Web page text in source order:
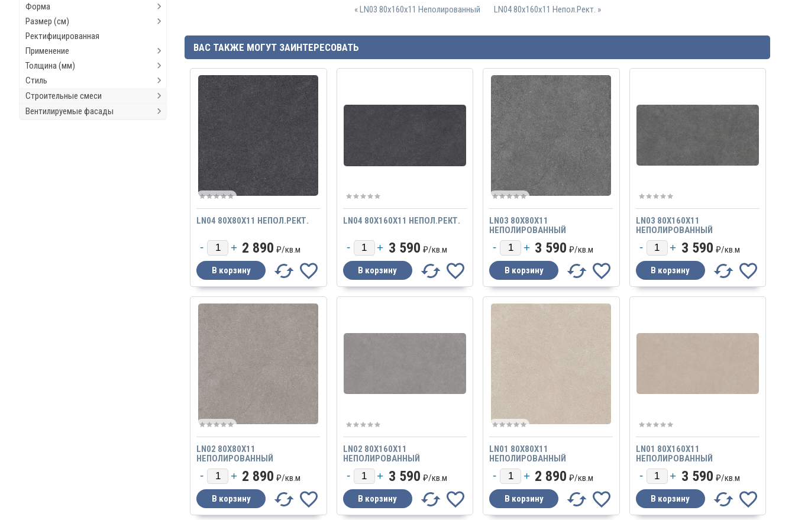
Форма
Размер (см)
Ректифицированная
Применение
Толщина (мм)
Стиль
Строительные смеси
Вентилируемые фасады
« LN03 80x160x11 Неполированный LN04 80x160x11 Непол.Рект. »
ВАС ТАКЖЕ МОГУТ ЗАИНТЕРЕСОВАТЬ
LN04 80X80X11 НЕПОЛ.РЕКТ.
2 890 ₽/кв.м
LN04 80X160X11 НЕПОЛ.РЕКТ.
3 590 ₽/кв.м
LN03 80X80X11
НЕПОЛИРОВАННЫЙ
3 590 ₽/кв.м
LN03 80X160X11
НЕПОЛИРОВАННЫЙ
3 590 ₽/кв.м
LN02 80X80X11
НЕПОЛИРОВАННЫЙ
2 890 ₽/кв.м
LN02 80X160X11
НЕПОЛИРОВАННЫЙ
3 590 ₽/кв.м
LN01 80X80X11
НЕПОЛИРОВАННЫЙ
2 890 ₽/кв.м
LN01 80X160X11
НЕПОЛИРОВАННЫЙ
3 590 ₽/кв.м